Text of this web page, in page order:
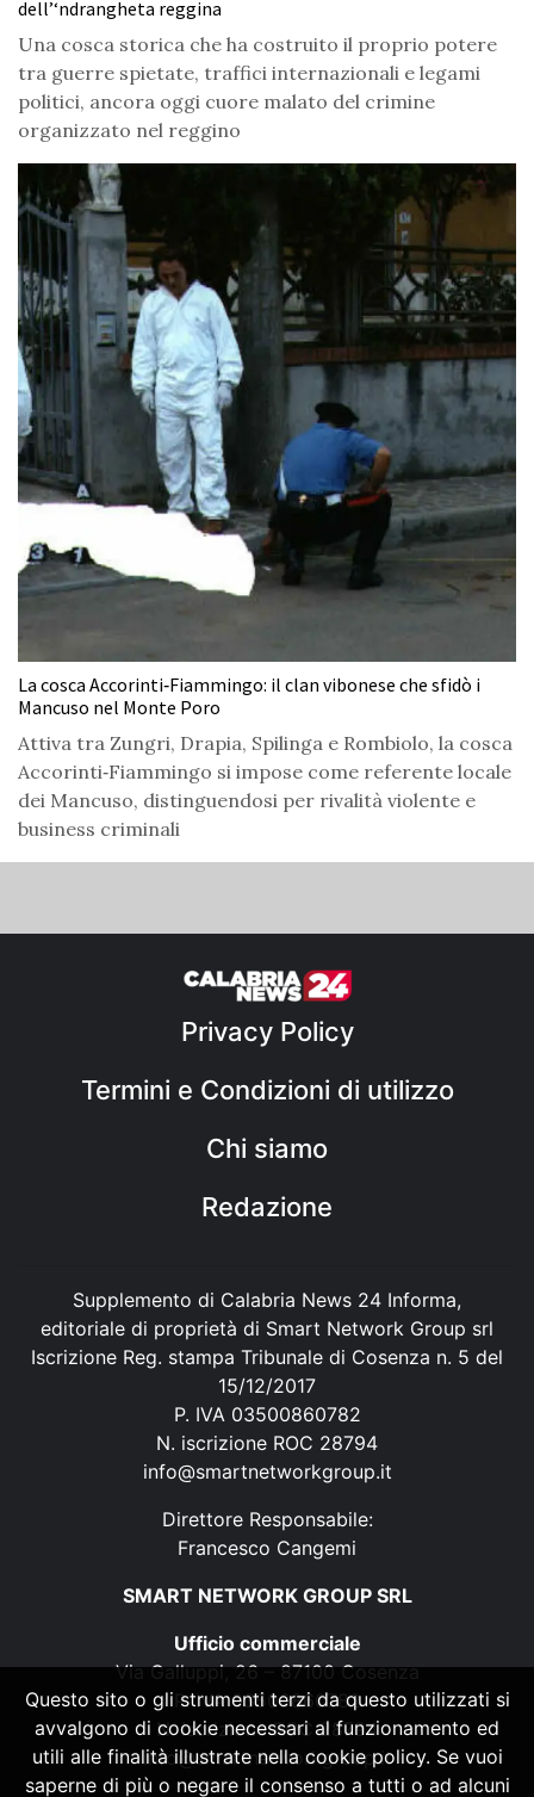
dell’‘ndrangheta reggina
Una cosca storica che ha costruito il proprio potere
tra guerre spietate, traffici internazionali e legami
politici, ancora oggi cuore malato del crimine
organizzato nel reggino
La cosca Accorinti‑Fiammingo: il clan vibonese che sfidò i
Mancuso nel Monte Poro
Attiva tra Zungri, Drapia, Spilinga e Rombiolo, la cosca
Accorinti‑Fiammingo si impose come referente locale
dei Mancuso, distinguendosi per rivalità violente e
business criminali
Privacy Policy
Termini e Condizioni di utilizzo
Chi siamo
Redazione
Supplemento di Calabria News 24 Informa,
editoriale di proprietà di Smart Network Group srl
Iscrizione Reg. stampa Tribunale di Cosenza n. 5 del
15/12/2017
P. IVA 03500860782
N. iscrizione ROC 28794
info@smartnetworkgroup.it
Direttore Responsabile:
Francesco Cangemi
SMART NETWORK GROUP SRL
Ufficio commerciale
Via Galluppi, 26 – 87100 Cosenza
P. IVA 03500860782
N. iscrizione ROC 28794
info@smartnetworkgroup.it
Questo sito o gli strumenti terzi da questo utilizzati si
avvalgono di cookie necessari al funzionamento ed
utili alle finalità illustrate nella cookie policy. Se vuoi
saperne di più o negare il consenso a tutti o ad alcuni